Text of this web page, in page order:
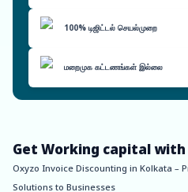
100% டிஜிட்டல் செயல்முறை
மறைமுக கட்டணங்கள் இல்லை
Get Working capital
Oxyzo Invoice Discounting in Kolkata –
Solutions to Businesses